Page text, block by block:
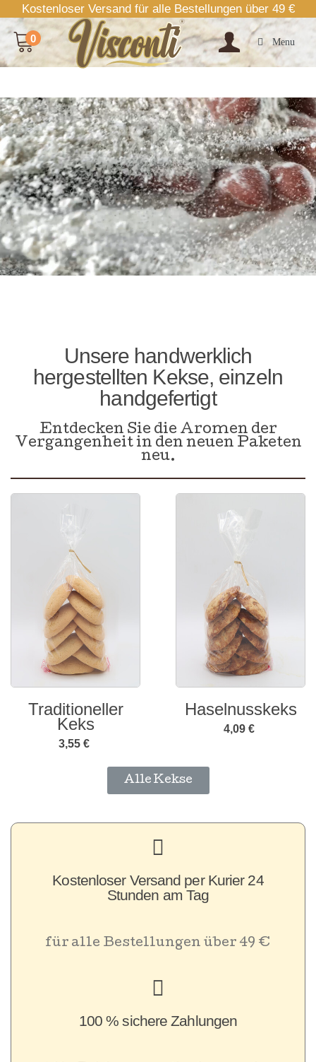
Kostenloser Versand für alle Bestellungen über 49 €
0 Menu
Unsere handwerklich
hergestellten Kekse, einzeln
handgefertigt
Entdecken Sie die Aromen der
Vergangenheit in den neuen Paketen
neu.
Haselnusskeks
4,09 €
Zitronengebäck
3,55 €
Alle Kekse
Kostenloser Versand per Kurier 24
Stunden am Tag
für alle Bestellungen über 49 €
100 % sichere Zahlungen